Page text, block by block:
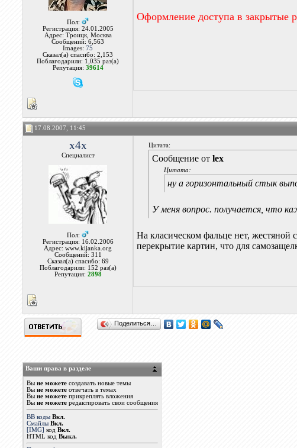
Пол:
Регистрация: 24.01.2005
Адрес: Троицк, Москва
Сообщений: 6,563
Images:75
Сказал(а) спасибо: 2,153
Поблагодарили: 1,035 раз(а)
Репутация: 39614
Оформление доступа в закрытые
17.08.2007, 11:45
x4x
Специалист
Пол:
Регистрация: 16.02.2006
Адрес: www.kijanka.org
Сообщений: 311
Сказал(а) спасибо: 69
Поблагодарили: 152 раз(а)
Репутация: 2898
Цитата:
Сообщение отlex
Цитата:
ну а горизонтальный стык
У меня вопрос. получается, что
На класическом фальце нет, жестяной
перекрытие картин, что для
Поделиться…
Ваши права в разделе
Выне можете создавать новые темы
Выне можете отвечать в темах
Выне можете прикреплять вложения
Выне можете редактировать свои сообщения
BB коды Вкл.
Смайлы Вкл.
[IMG] кодВкл.
HTML кодВыкл.